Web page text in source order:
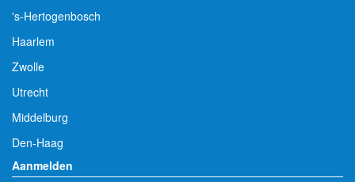
Maastricht
's-Hertogenbosch
Haarlem
Zwolle
Utrecht
Middelburg
Den-Haag